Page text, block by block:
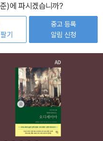
)에 파시겠습니까?
기
중고 등록
알림 신청